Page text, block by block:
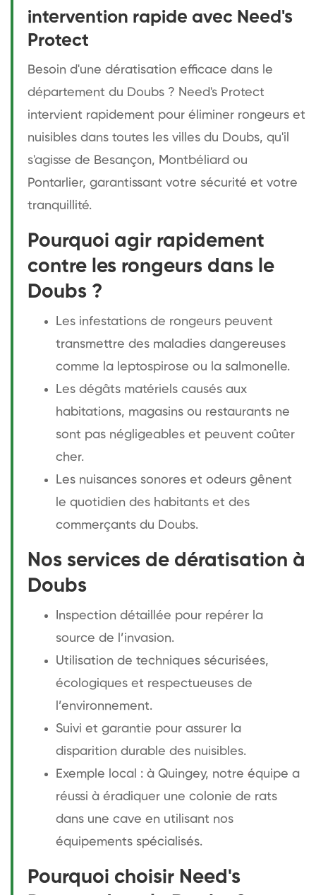
intervention rapide avec Need's
Protect
Besoin d'une dératisation efficace dans le
département du Doubs ? Need's Protect
intervient rapidement pour éliminer rongeurs et
nuisibles dans toutes les villes du Doubs, qu'il
s'agisse de Besançon, Montbéliard ou
Pontarlier, garantissant votre sécurité et votre
tranquillité.
Pourquoi agir rapidement
contre les rongeurs dans le
Doubs ?
Les infestations de rongeurs peuvent
transmettre des maladies dangereuses
comme la leptospirose ou la salmonelle.
Les dégâts matériels causés aux
habitations, magasins ou restaurants ne
sont pas négligeables et peuvent coûter
cher.
Les nuisances sonores et odeurs gênent
le quotidien des habitants et des
commerçants du Doubs.
Nos services de dératisation à
Doubs
Inspection détaillée pour repérer la
source de l’invasion.
Utilisation de techniques sécurisées,
écologiques et respectueuses de
l’environnement.
Suivi et garantie pour assurer la
disparition durable des nuisibles.
Exemple local : à Quingey, notre équipe a
réussi à éradiquer une colonie de rats
dans une cave en utilisant nos
équipements spécialisés.
Pourquoi choisir Need's